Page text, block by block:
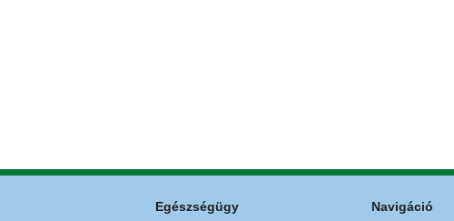
Egészségügy Navigáció